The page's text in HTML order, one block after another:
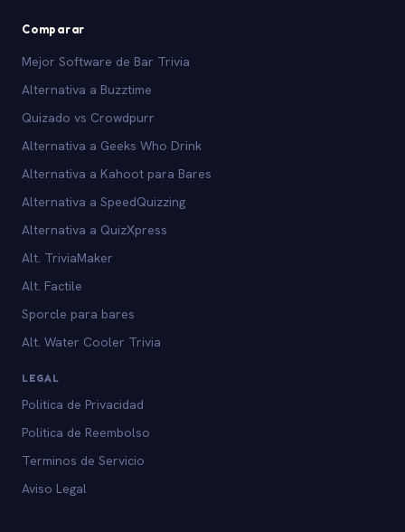
Comparar
Mejor Software de Bar Trivia
Alternativa a Buzztime
Quizado vs Crowdpurr
Alternativa a Geeks Who Drink
Alternativa a Kahoot para Bares
Alternativa a SpeedQuizzing
Alternativa a QuizXpress
Alt. TriviaMaker
Alt. Factile
Sporcle para bares
Alt. Water Cooler Trivia
LEGAL
Politica de Privacidad
Politica de Reembolso
Terminos de Servicio
Aviso Legal